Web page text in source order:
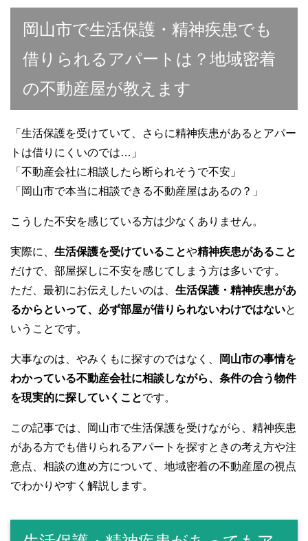
c
e
b
o
o
k
tt
er
e
ail C
h
at
m
bl
r
p
e
岡山市で生活保護・精神疾患でも
借りられるアパートは？地域密着
の不動産屋が教えます
「生活保護を受けていて、さらに精神疾患があるとアパー
トは借りにくいのでは…」
「不動産会社に相談したら断られそうで不安」
「岡山市で本当に相談できる不動産屋はあるの？」
こうした不安を感じている方は少なくありません。
実際に、 生活保護を受けていることや精神疾患があること
だけで、部屋探しに不安を感じてしまう方は多いです。
ただ、最初にお伝えしたいのは、 生活保護・精神疾患があ
るからといって、必ず部屋が借りられないわけではないと
いうことです。
大事なのは、やみくもに探すのではなく、
岡山市の事情を
わかっている不動産会社に相談しながら、条件の合う物件
を現実的に探していくことです。
この記事では、岡山市で生活保護を受けながら、精神疾患
がある方でも借りられるアパートを探すときの考え方や注
意点、相談の進め方について、地域密着の不動産屋の視点
でわかりやすく解説します。